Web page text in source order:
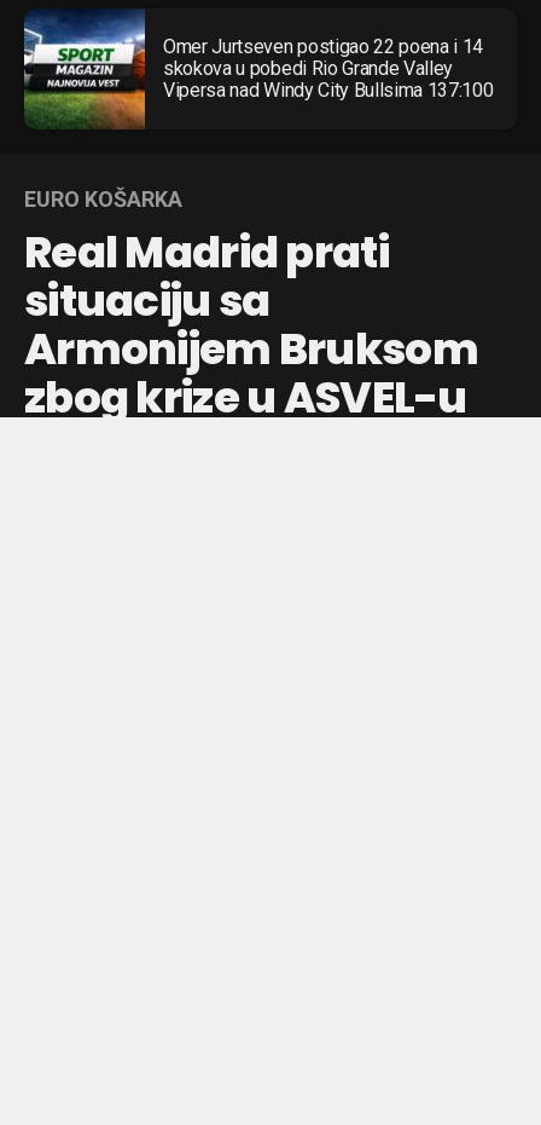
Omer Jurtseven postigao 22 poena i 14
skokova u pobedi Rio Grande Valley
Vipersa nad Windy City Bullsima 137:100
EURO KOŠARKA
Real Madrid prati
situaciju sa
Armonijem Bruksom
zbog krize u ASVEL-u